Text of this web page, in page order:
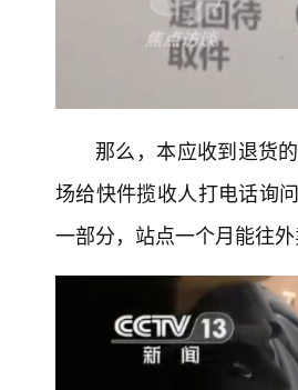
那么，本应收到退货
场给快件揽收人打电话询
一部分，站点一个月能往外